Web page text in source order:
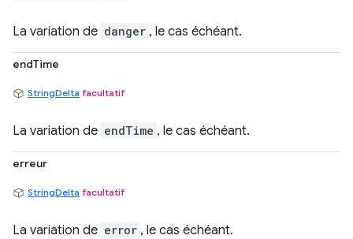
La variation de danger , le cas échéant.
endTime
StringDelta facultatif
La variation de endTime , le cas échéant.
erreur
StringDelta facultatif
La variation de error , le cas échéant.